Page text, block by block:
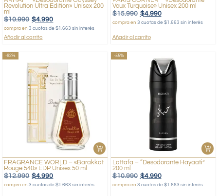
Revolution Ultra Edition» Unisex 200
ml
$10.990 $4.990
compra en3 cuotas de $1.663 sin interés
Añadir al carrito
Voux Turquoise» Unisex 200 ml
$15.990 $4.990
compra en 3 cuotas de $1.663 sin interés
Añadir al carrito
-62%
FRAGRANCE WORLD – «Barakkat
Rouge 540» EDP Unisex 50 ml
$12.990 $4.990
compra en3 cuotas de $1.663 sin interés
-55%
Lattafa – “Desodorante Hayaati”
200 ml
$10.990 $4.990
compra en 3 cuotas de $1.663 sin interés